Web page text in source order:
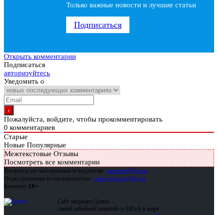
Только важные новости и лучшие статьи
Подписаться
Открыть комментарии
Подписаться
авторизуйтесь
Уведомить о
Пожалуйста, войдите, чтобы прокомментировать
0 комментариев
Старые
Новые Популярные
Межтекстовые Отзывы
Посмотреть все комментарии
Вопросы по материалам и подписке: support@glc.ru
Отдел рекламы и спецпроектов: yakovleva.a@glc.ru
Контент 18+
Сайт защищен Qrator —
самой забойной защитой от DDoS в мире